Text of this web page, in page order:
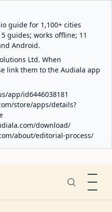
guide for 1,100+ cities
guides; works offline; 11
Android.
Ltd. When
link them to the Audiala app
app/id6446038181
store/apps/details?
download/
about/editorial-process/